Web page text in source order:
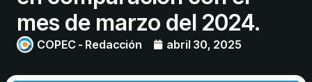
mes de marzo del 2024.
COPEC - Redacción abril 30, 2025